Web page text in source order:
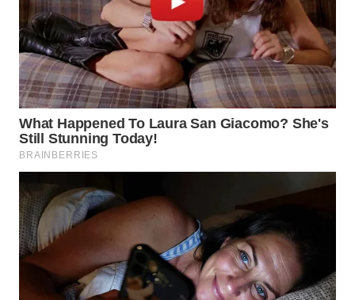
WN
TAPANULI
TENGAH
WN DELI
SERDANG
WN
TEBING
TINGGI
WN
PAKPAK
WN
KARAWANG